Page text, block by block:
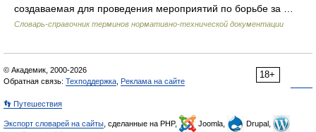
создаваемая для проведения мероприятий по борьбе за …
Словарь-справочник терминов нормативно-технической документации
18+
© Академик, 2000-2026
Обратная связь: Техподдержка Реклама на сайте
👣 Путешествия
Экспорт словарей на сайты , сделанные на PHP, Joomla,
Drupal,